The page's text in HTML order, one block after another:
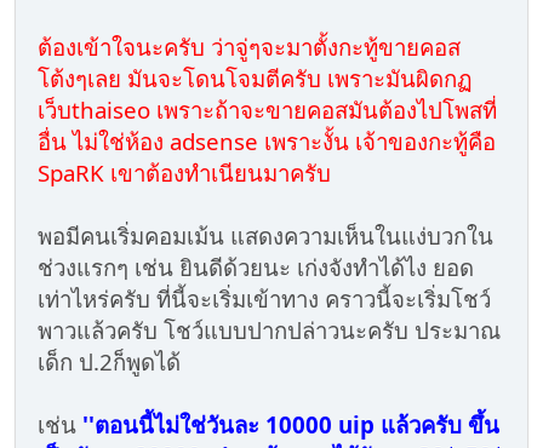
ต้องเข้าใจนะครับ ว่าจู่ๆจะมาตั้งกะทู้ขายคอส
โต้งๆเลย มันจะโดนโจมตีครับ เพราะมันผิดกฏ
เว็บthaiseo เพราะถ้าจะขายคอสมันต้องไปโพสที่
อื่น ไม่ใช่ห้อง adsense เพราะงั้น เจ้าของกะทู้คือ
SpaRK เขาต้องทำเนียนมาครับ
พอมีคนเริ่มคอมเม้น แสดงความเห็นในแง่บวกใน
ช่วงแรกๆ เช่น ยินดีด้วยนะ เก่งจังทำได้ไง ยอด
เท่าไหร่ครับ ที่นี้จะเริ่มเข้าทาง คราวนี้จะเริ่มโชว์
พาวแล้วครับ โชว์แบบปากปล่าวนะครับ ประมาณ
เด็ก ป.2ก็พูดได้
เช่น ''ตอนนี้ไม่ใช่วันละ 10000 uip แล้วครับ ขึ้น